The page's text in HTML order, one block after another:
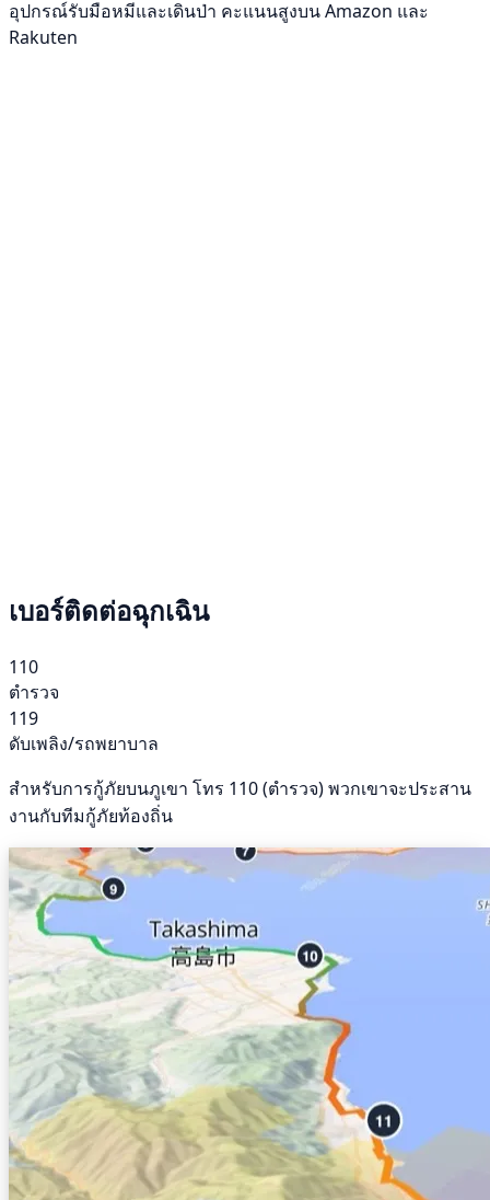
อุปกรณ์รับมือหมีและเดินป่า คะแนนสูงบน Amazon และ
Rakuten
เบอร์ติดต่อฉุกเฉิน
110
ตำรวจ
119
ดับเพลิง/รถพยาบาล
สำหรับการกู้ภัยบนภูเขา โทร 110 (ตำรวจ) พวกเขาจะประสาน
งานกับทีมกู้ภัยท้องถิ่น